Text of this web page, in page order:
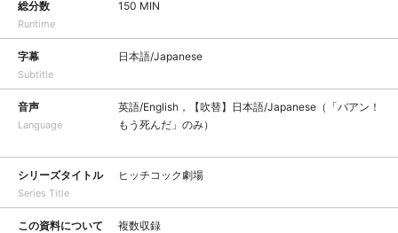
総分数
Runtime
150 MIN
字幕
Subtitle
日本語/Japanese
音声
Language
英語/English，【吹替】日本語/Japanese（「バアン！
もう死んだ」のみ）
シリーズタイトル
Series Title
ヒッチコック劇場
この資料について 複数収録